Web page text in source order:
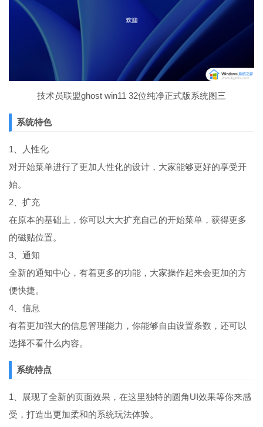
技术员联盟ghost win11 32位纯净正式版系统图三
系统特色
1、人性化
对开始菜单进行了更加人性化的设计，大家能够更好的享受开
始。
2、扩充
在原本的基础上，你可以大大扩充自己的开始菜单，获得更多
的磁贴位置。
3、通知
全新的通知中心，有着更多的功能，大家操作起来会更加的方
便快捷。
4、信息
有着更加强大的信息管理能力，你能够自由设置条数，还可以
选择不看什么内容。
系统特点
1、展现了全新的页面效果，在这里独特的圆角UI效果等你来感
受，打造出更加柔和的系统玩法体验。